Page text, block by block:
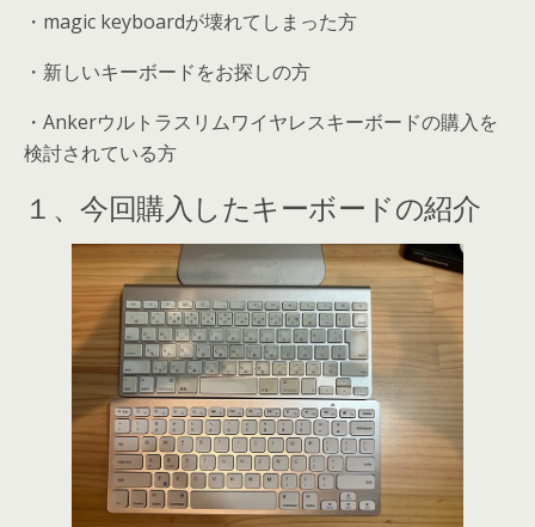
・magic keyboardが壊れてしまった方
・新しいキーボードをお探しの方
・Ankerウルトラスリムワイヤレスキーボードの購入を
検討されている方
１、今回購入したキーボードの紹介